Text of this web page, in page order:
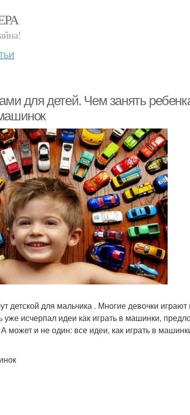
для детей. Чем занять
детской для мальчика . Многие девочки
исчерпал идеи как играть в машинки,
может и не один: все идеи, как играть в